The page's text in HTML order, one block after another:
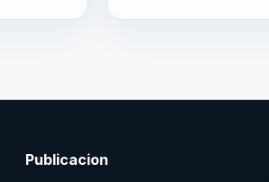
Publicacion